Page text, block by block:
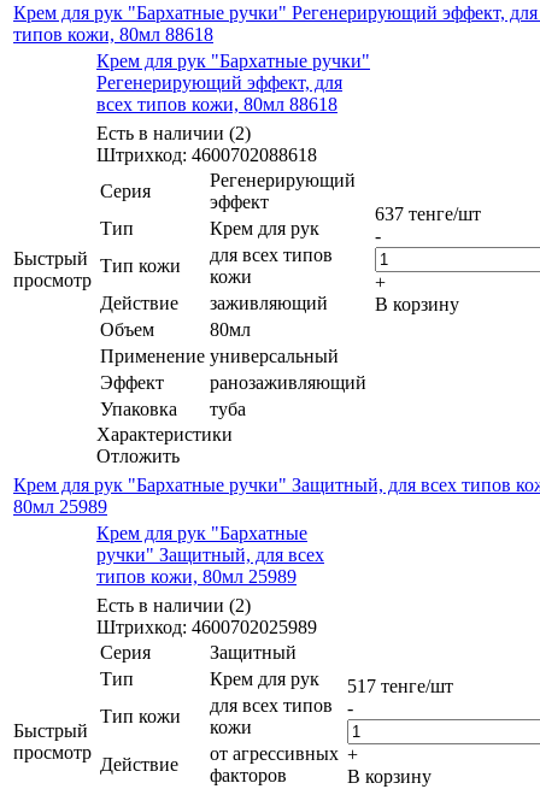
Крем для рук "Бархатные ручки" Регенерирующий эффект, для
типов кожи, 80мл 88618
Быстрый
просмотр
Крем для рук "Бархатные ручки"
Регенерирующий эффект, для
всех типов кожи, 80мл 88618
Есть в наличии (2)
Штрихкод: 4600702088618
Серия
Регенерирующий
эффект
Тип
Крем для рук
Тип кожи
для всех типов
кожи
Действие
заживляющий
Объем
80мл
Применение универсальный
Эффект
ранозаживляющий
Упаковка
туба
Характеристики
Отложить
637 тенге/шт
-
+
В корзину
Крем для рук "Бархатные ручки" Защитный, для всех типов
80мл 25989
Быстрый
просмотр
Крем для рук "Бархатные
ручки" Защитный, для всех
типов кожи, 80мл 25989
Есть в наличии (2)
Штрихкод: 4600702025989
Серия
Защитный
Тип
Крем для рук
Тип кожи
для всех типов
кожи
Действие
от агрессивных
факторов
517 тенге/шт
-
+
В корзину